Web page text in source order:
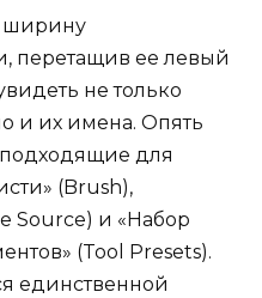
ширину
перетащив ее левый
не только
и их имена. Опять
для
(Brush),
Source) и «Набор
(Tool Presets).
единственной